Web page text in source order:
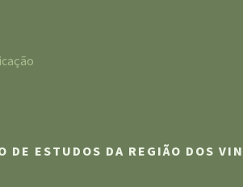
DE ESTUDOS DA REGIÃO DOS